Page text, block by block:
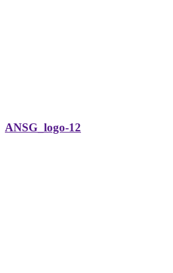
ANSG_logo-12